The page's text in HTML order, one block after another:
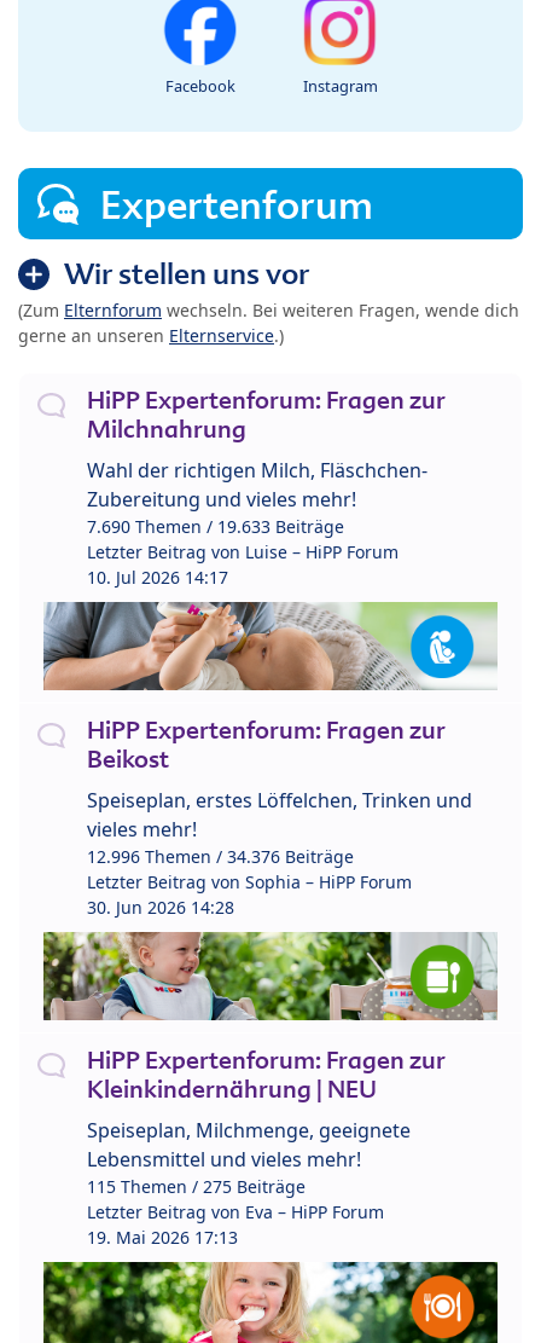
Facebook Instagram
Expertenforum
Wir stellen uns vor
(Zum Elternforum wechseln. Bei weiteren Fragen, wende dich
gerne an unseren Elternservice.)
HiPP Expertenforum: Fragen zur
Milchnahrung
Wahl der richtigen Milch, Fläschchen-
Zubereitung und vieles mehr!
7.690 Themen / 19.633 Beiträge
Letzter Beitrag von Luise – HiPP Forum
10. Jul 2026 14:17
HiPP Expertenforum: Fragen zur
Beikost
Speiseplan, erstes Löffelchen, Trinken und
vieles mehr!
12.996 Themen / 34.376 Beiträge
Letzter Beitrag von Sophia – HiPP Forum
30. Jun 2026 14:28
HiPP Expertenforum: Fragen zur
Kleinkindernährung | NEU
Speiseplan, Milchmenge, geeignete
Lebensmittel und vieles mehr!
115 Themen / 275 Beiträge
Letzter Beitrag von Eva – HiPP Forum
19. Mai 2026 17:13